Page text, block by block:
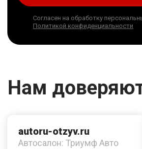
Согласен на обработку
Политикой конфиденциальности
Нам
autoru-otzyv.ru
Автосалон: Триумф Авто